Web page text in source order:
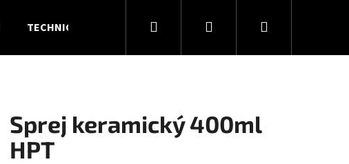
TECHNICKÉ PLYNY KONTAKTY
Hledat PřihlášeníNákupní
Sprej keramický 400ml
HPT